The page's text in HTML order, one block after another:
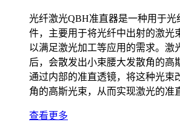
光纤激光QBH准直器是一种用于光
件，主要用于将光纤中出射的激光
以满足激光加工等应用的需求。激
后，会散发出小束腰大发散角的高
通过内部的准直透镜，将这种光束
角的高斯光束，从而实现激光的准
查看更多